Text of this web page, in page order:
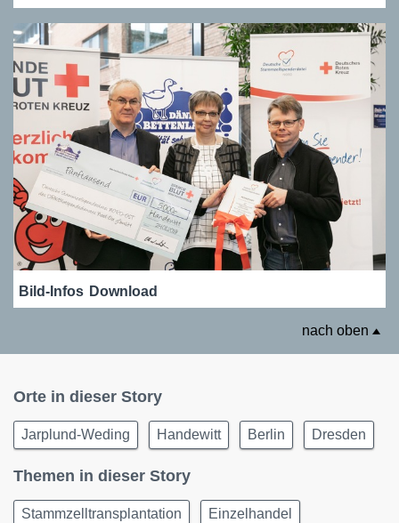
Bild-Infos Download
nach oben
Orte in dieser Story
Jarplund-Weding Handewitt Berlin Dresden
Themen in dieser Story
Stammzelltransplantation Einzelhandel